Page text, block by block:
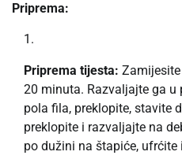
Priprema:
Priprema tijesta:
20 minuta. Razvaljajte ga
pola fila, preklopite, stavite
preklopite i razvaljajte na
po dužini na štapiće,